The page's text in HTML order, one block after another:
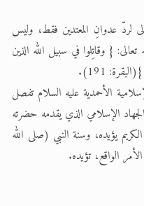
لردّ عدوانِ المعتدين فقط، وليس
{ وقاتِلوا في سبيل الله الذين
191).
الأحمدية عليه السلام تفصل
الإسلامي الذي يقدمه حضرته
يؤيده، وسنة النبي (صلى الله
الواقع، تؤيده.